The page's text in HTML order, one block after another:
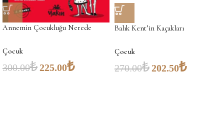
Annemin Çocukluğu Nerede
Çocuk
300.00₺225.00₺
Balık Kent’in Kaçakları
Çocuk
270.00₺202.50₺